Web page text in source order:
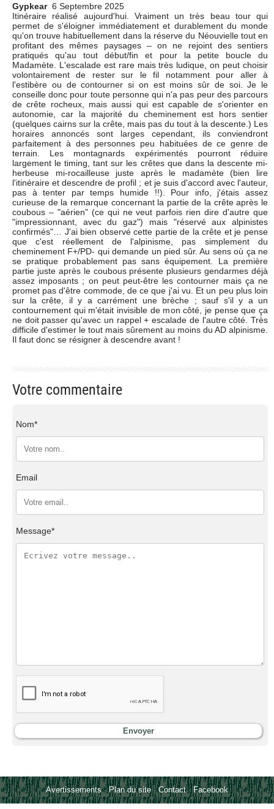
Gypkear 6 Septembre 2025
Itinéraire réalisé aujourd'hui. Vraiment un très beau tour qui
permet de s'éloigner immédiatement et durablement du monde
qu'on trouve habituellement dans la réserve du Néouvielle tout en
profitant des mêmes paysages – on ne rejoint des sentiers
pratiqués qu'au tout début/fin et pour la petite boucle du
Madamète. L'escalade est rare mais très ludique, on peut choisir
volontairement de rester sur le fil notamment pour aller à
l'estibère ou de contourner si on est moins sûr de soi. Je le
conseille donc pour toute personne qui n'a pas peur des parcours
de crête rocheux, mais aussi qui est capable de s'orienter en
autonomie, car la majorité du cheminement est hors sentier
(quelques cairns sur la crête, mais pas du tout à la descente.) Les
horaires annoncés sont larges cependant, ils conviendront
parfaitement à des personnes peu habituées de ce genre de
terrain. Les montagnards expérimentés pourront réduire
largement le timing, tant sur les crêtes que dans la descente mi-
herbeuse mi-rocailleuse juste après le madamète (bien lire
l'itinéraire et descendre de profil ; et je suis d'accord avec l'auteur,
pas à tenter par temps humide !!). Pour info, j'étais assez
curieuse de la remarque concernant la partie de la crête après le
coubous – "aérien" (ce qui ne veut parfois rien dire d'autre que
"impressionnant, avec du gaz") mais "réservé aux alpinistes
confirmés"… J'ai bien observé cette partie de la crête et je pense
que c'est réellement de l'alpinisme, pas simplement du
cheminement F+/PD- qui demande un pied sûr. Au sens où ça ne
se pratique probablement pas sans équipement. La première
partie juste après le coubous présente plusieurs gendarmes déjà
assez imposants ; on peut peut-être les contourner mais ça ne
promet pas d'être commode, de ce que j'ai vu. Et un peu plus loin
sur la crête, il y a carrément une brèche ; sauf s'il y a un
contournement qui m'était invisible de mon côté, je pense que ça
ne doit passer qu'avec un rappel + escalade de l'autre côté. Très
difficile d'estimer le tout mais sûrement au moins du AD alpinisme.
Il faut donc se résigner à descendre avant !
Votre commentaire
Nom*
Email
Message*
Avertissements-Plan du site -Contact- Facebook